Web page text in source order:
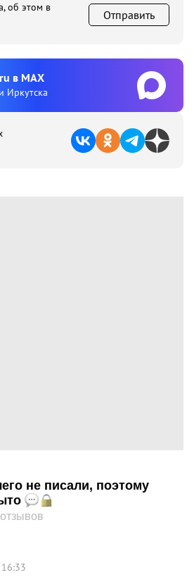
об этом в
Отправить
в MAX
Иркутска
не писали, поэтому